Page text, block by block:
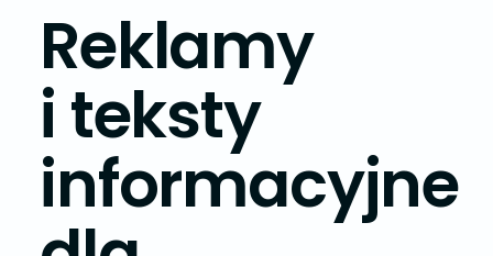
Reklamy
i teksty
informacyjne